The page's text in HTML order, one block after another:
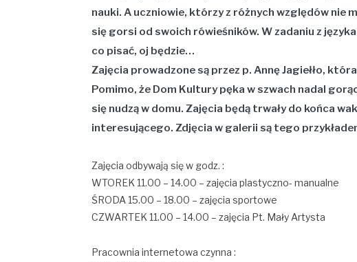
nauki. A uczniowie, którzy z różnych względów nie
się gorsi od swoich rówieśników. W zadaniu z
co pisać, oj będzie…
Zajęcia prowadzone są przez p. Annę Jagiełło,
Pomimo, że Dom Kultury pęka w szwach nadal
się nudzą w domu. Zajęcia będą trwały do końca
interesującego. Zdjęcia w galerii są tego
Zajęcia odbywają się w godz. :
WTOREK 11.00 – 14.00 – zajęcia plastyczno- manualne
ŚRODA 15.00 – 18.00 – zajęcia sportowe
CZWARTEK 11.00 – 14.00 – zajęcia Pt. Mały Artysta
Pracownia internetowa czynna :